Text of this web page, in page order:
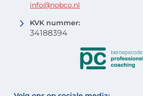
info@nobco.nl
KVK nummer:
34188394